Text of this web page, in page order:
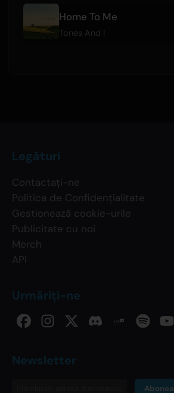
Home To Me
Tones And I
Legături
Contactați-ne
Politica de Confidențialitate
Gestionează cookie-urile
Publicitate cu noi
Merch
API
Urmăriți-ne
Newsletter